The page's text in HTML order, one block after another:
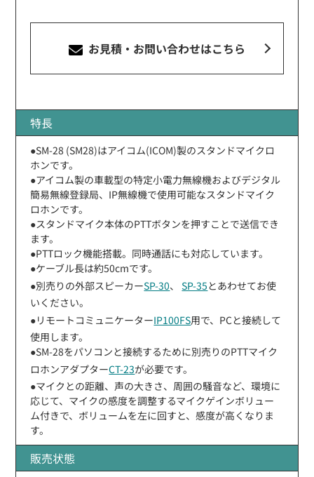
お見積・お問い合わせはこちら
特長
●SM-28 (SM28)はアイコム(ICOM)製のスタンドマイクロ
ホンです。
●アイコム製の車載型の特定小電力無線機およびデジタル
簡易無線登録局、IP無線機で使用可能なスタンドマイク
ロホンです。
●スタンドマイク本体のPTTボタンを押すことで送信でき
ます。
●PTTロック機能搭載。同時通話にも対応しています。
●ケーブル長は約50cmです。
●別売りの外部スピーカーSP-30、SP-35とあわせてお使
いください。
●リモートコミュニケーターIP100FS用で、PCと接続して
使用します。
●SM-28をパソコンと接続するために別売りのPTTマイク
ロホンアダプターCT-23が必要です。
●マイクとの距離、声の大きさ、周囲の騒音など、環境に
応じて、マイクの感度を調整するマイクゲインボリュー
ム付きで、ボリュームを左に回すと、感度が高くなりま
す。
販売状態